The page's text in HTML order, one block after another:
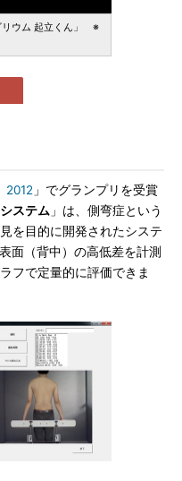
リウム 起立くん」 ※
2012 」でグランプリを受賞
ステム 」は、側弯症という
を目的に開発されたシステ
面（背中）の高低差を計測
フで定量的に評価できま